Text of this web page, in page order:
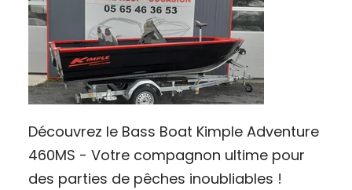
Découvrez le Bass Boat Kimple Adventure
460MS - Votre compagnon ultime pour
des parties de pêches inoubliables !